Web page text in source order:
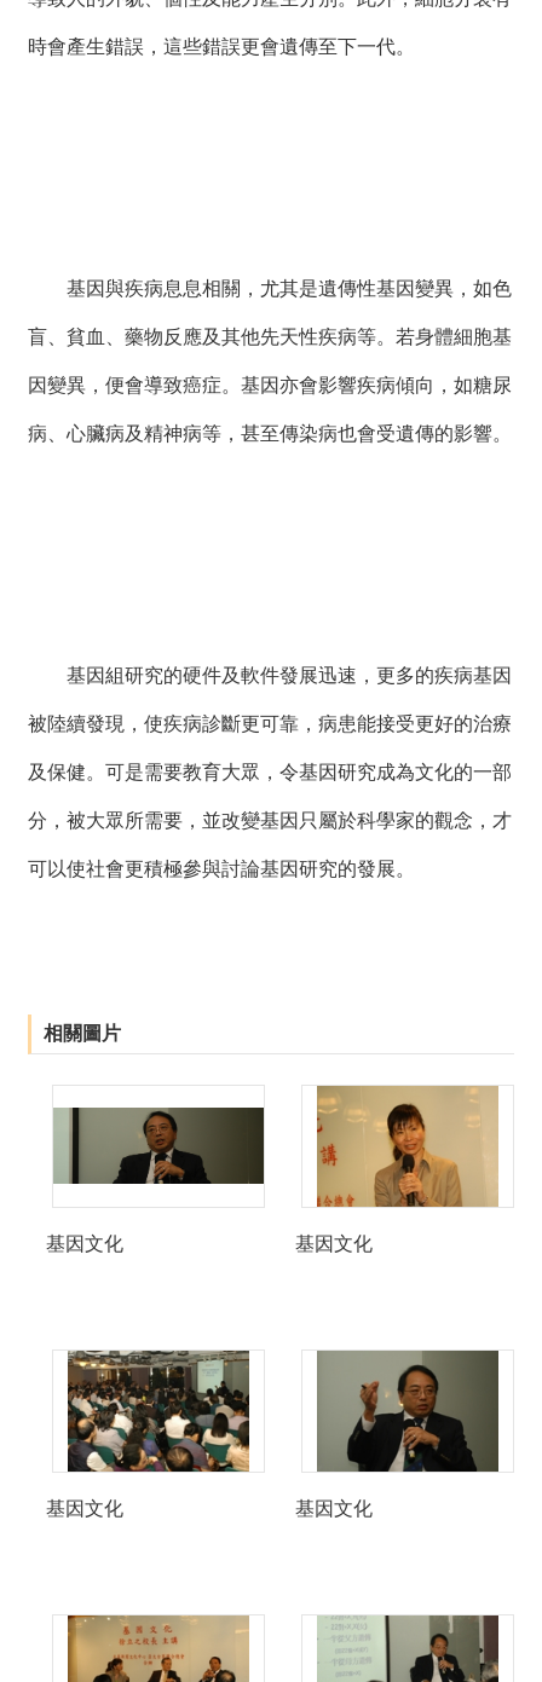
時會產生錯誤，這些錯誤更會遺傳至下一代。
基因與疾病息息相關，尤其是遺傳性基因變異，如色
盲、貧血、藥物反應及其他先天性疾病等。若身體細胞基
因變異，便會導致癌症。基因亦會影響疾病傾向，如糖尿
病、心臟病及精神病等，甚至傳染病也會受遺傳的影響。
基因組研究的硬件及軟件發展迅速，更多的疾病基因
被陸續發現，使疾病診斷更可靠，病患能接受更好的治療
及保健。可是需要教育大眾，令基因研究成為文化的一部
分，被大眾所需要，並改變基因只屬於科學家的觀念，才
可以使社會更積極參與討論基因研究的發展。
相關圖片
基因文化 基因文化
基因文化 基因文化